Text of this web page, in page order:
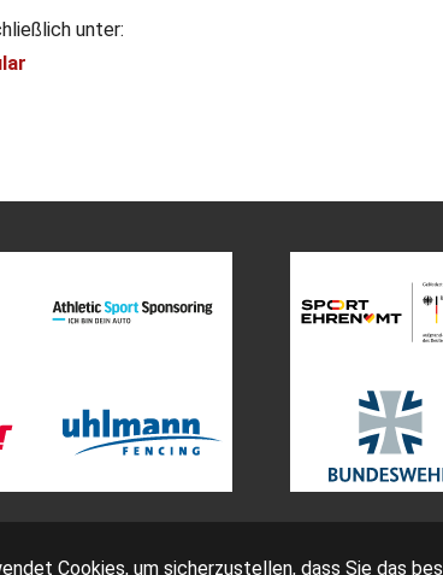
Cookies, um sicherzustellen, dass Sie das
unter: